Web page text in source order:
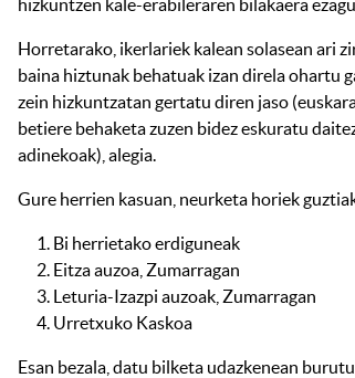
hizkuntzen kale-erabileraren bilakaera
Horretarako, ikerlariek kalean solasean ari
baina hiztunak behatuak izan direla ohartu
zein hizkuntzatan gertatu diren jaso
betiere behaketa zuzen bidez eskuratu
adinekoak), alegia.
Gure herrien kasuan, neurketa horiek
Bi herrietako erdiguneak
Eitza auzoa, Zumarragan
Leturia-Izazpi auzoak, Zumarragan
Urretxuko Kaskoa
Esan bezala, datu bilketa udazkenean